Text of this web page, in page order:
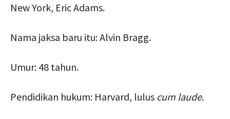
New York, Eric Adams.
Nama jaksa baru itu: Alvin Bragg.
Umur: 48 tahun.
Pendidikan hukum: Harvard, lulus cum laude.